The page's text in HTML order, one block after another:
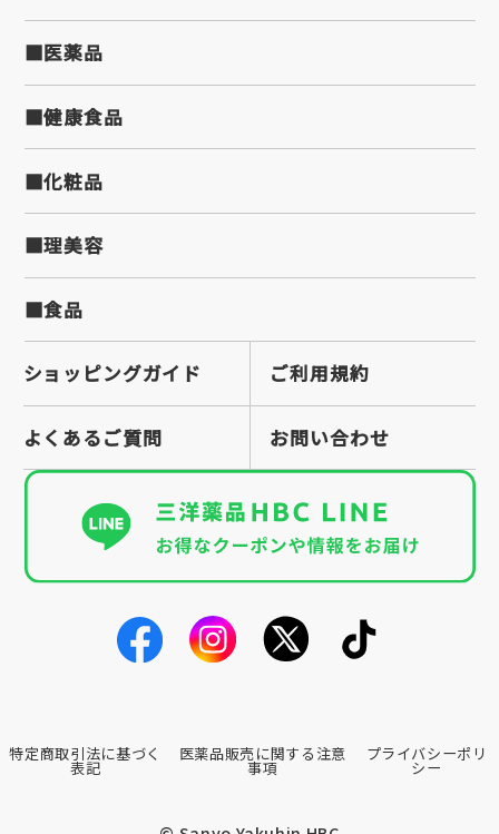
■医薬品
■健康食品
■化粧品
■理美容
■食品
ショッピングガイド ご利用規約
よくあるご質問 お問い合わせ
特定商取引法に基づく
表記
医薬品販売に関する注意
事項
プライバシーポリ
シー